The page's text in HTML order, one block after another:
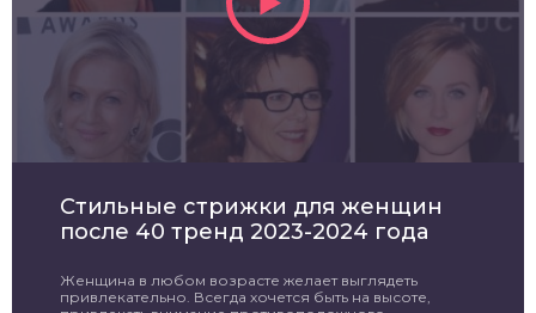
Стильные стрижки для женщин
после 40 тренд 2023-2024 года
Женщина в любом возрасте желает выглядеть
привлекательно. Всегда хочется быть на высоте,